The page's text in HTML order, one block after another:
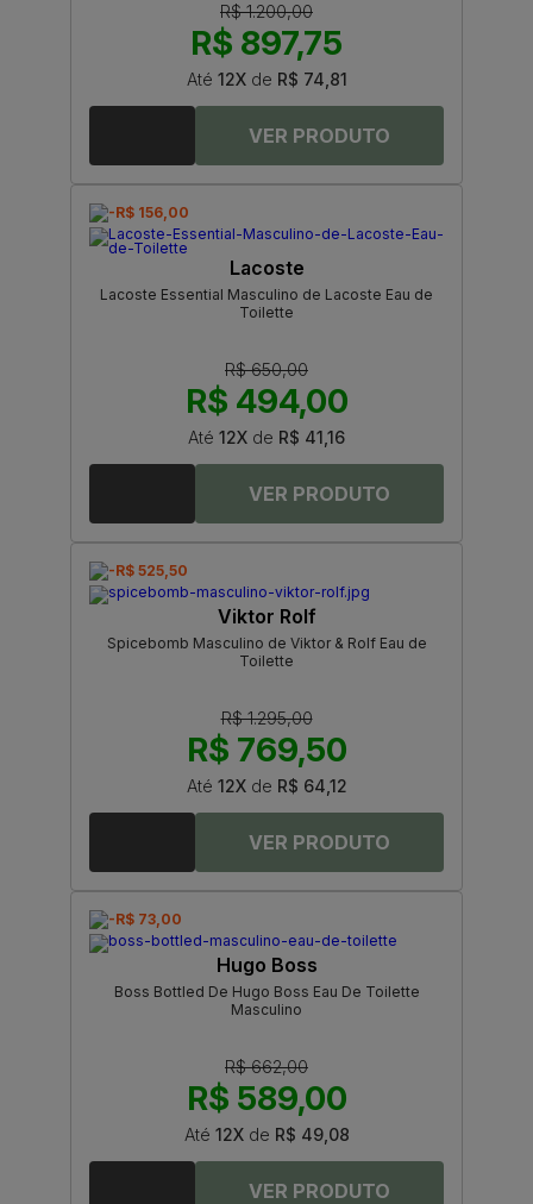
R$ 1.200,00
R$ 897,75
Até 12Xde R$ 74,81
-R$ 156,00
Lacoste
Lacoste Essential Masculino de Lacoste Eau de
Toilette
R$ 650,00
R$ 494,00
Até 12X de R$ 41,16
-R$ 525,50
Viktor Rolf
Spicebomb Masculino de Viktor & Rolf Eau de
Toilette
R$ 1.295,00
R$ 769,50
Até 12Xde R$ 64,12
-R$ 73,00
Hugo Boss
Boss Bottled De Hugo Boss Eau De Toilette
Masculino
R$ 662,00
R$ 589,00
Até 12Xde R$ 49,08